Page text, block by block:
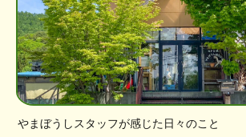
やまぼうしスタッフが感じた日々のこと